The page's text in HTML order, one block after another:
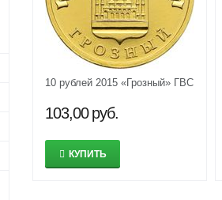
10 рублей 2015 «Грозный» ГВС
103,00 руб.
КУПИТЬ